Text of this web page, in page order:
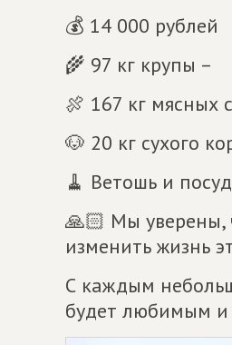
💰 14 000 рублей
🌾 97 кг крупы –
🍖 167 кг мясных
🐶 20 кг сухого
🧹 Ветошь и
🙏🏻 Мы уверены,
изменить жизнь
С каждым
будет любимым и